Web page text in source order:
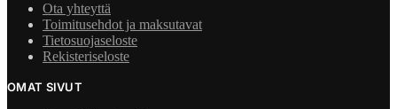
Ota yhteyttä
Toimitusehdot ja maksutavat
Tietosuojaseloste
Rekisteriseloste
OMAT SIVUT